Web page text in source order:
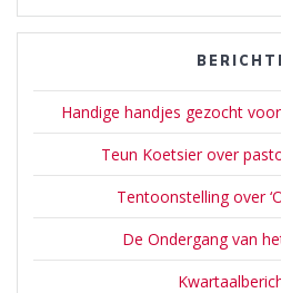
Handige handjes gezocht
Teun Koetsier over
Tentoonstelling over
De Ondergang van